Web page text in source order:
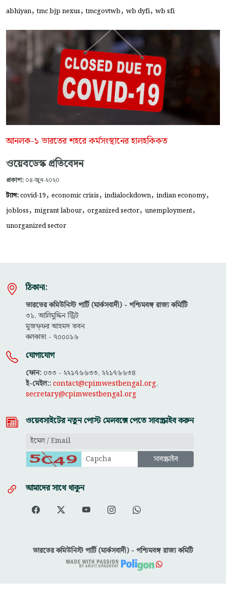
abhiyan,tmc bjp nexus,tmcgovtwb, wb dyfi, wb sfi
আনলক-১ ভারতের শহরে কর্মসংস্থানের হালহকিকত
ওয়েবডেস্ক প্রতিবেদন
প্রকাশ: ০৪-জুন-২০২০
ট্যাগ:covid-19, economic crisis, indialockdown, indian economy,
jobloss, migrant labour, organized sector, unemployment,
unorganized sector
ঠিকানা:
ভারতের কমিউনিস্ট পার্টি (মার্কসবাদী) - পশ্চিমবঙ্গ রাজ্য কমিটিি
৩১, আলিমুদ্দিন স্ট্রিট
মুজফ্ফ‌র আহমদ ভবন
কলকাতা - ৭০০০১৬
যোগাযোগ
ফোন: ০৩৩ - ২২১৭৬৬৩৩, ২২১৭৬৬৩৪
ই-মেইল::contact@cpimwestbengal.org,
secretary@cpimwestbengal.org
ওয়েবসাইটের নতুন পোস্ট মেলবক্সে পেতে সাবস্ক্রাইব করুন
আমাদের সাথে থাকুন
ভারতের কমিউনিস্ট পার্টি (মার্কসবাদী) - পশ্চিমবঙ্গ রাজ্য কমিটি